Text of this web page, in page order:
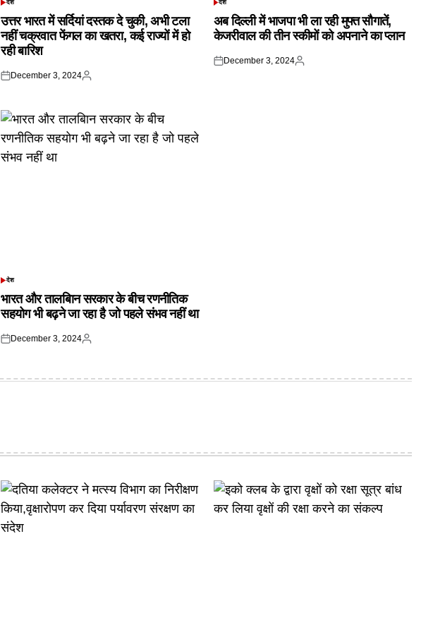
POSTED
देश
उत्तर भारत में सर्दियां दस्तक दे चुकी, अभी टला
नहीं चक्रवात फेंगल का खतरा, कई राज्यों में हो
रही बारिश
Posted
December 3, 2024
Posted
POSTED
देश
अब दिल्ली में भाजपा भी ला रही मुफ्त सौगातें,
केजरीवाल की तीन स्कीमों को अपनाने का प्लान
Posted
December 3, 2024
Posted
POSTED
देश
भारत और तालबिान सरकार के बीच रणनीतिक
सहयोग भी बढ़ने जा रहा है जो पहले संभव नहीं था
Posted
December 3, 2024
Posted